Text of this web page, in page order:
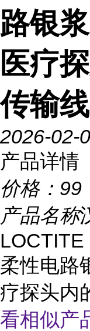
路银
医疗
传输
2026-02-
产品详情
价格： 99
产品名称
柔性电路
疗探头内
看相似产